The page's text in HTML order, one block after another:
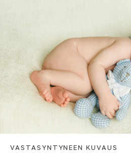
VASTASYNTYNEEN KUVAUS